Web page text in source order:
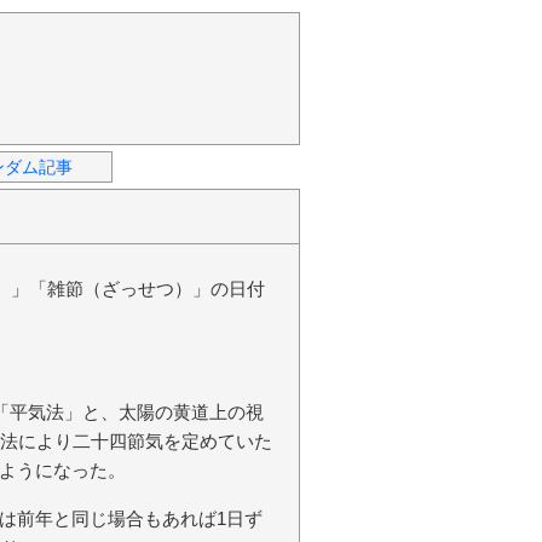
ダム記事
」「雑節（ざっせつ）」の日付
気法」と、太陽の黄道上の視
により二十四節気を定めていた
うになった。
前年と同じ場合もあれば1日ず